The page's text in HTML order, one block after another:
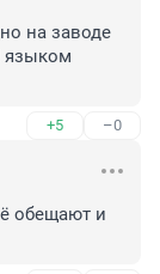
на заводе
языком
+5 –0
обещают и